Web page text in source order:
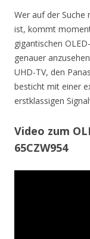
Wer auf der Suche
ist, kommt
gigantischen
genauer
UHD-TV, den
besticht mit einer
erstklassigen
Video zum
65CZW954